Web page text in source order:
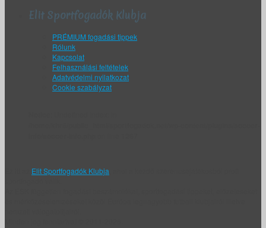
Elit Sportfogadók Klubja
PRÉMIUM fogadási tippek
Rólunk
Kapcsolat
Felhasználási feltételek
Adatvédelmi nyilatkozat
Cookie szabályzat
Elit Sportfogadók Klubja